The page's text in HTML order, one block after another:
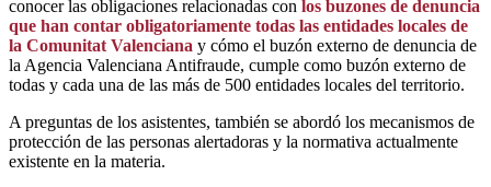
conocer las obligaciones relacionadas con los buzones de denuncia
que han contar obligatoriamente todas las entidades locales de
la Comunitat Valenciana y cómo el buzón externo de denuncia de
la Agencia Valenciana Antifraude, cumple como buzón externo de
todas y cada una de las más de 500 entidades locales del territorio.
A preguntas de los asistentes, también se abordó los mecanismos de
protección de las personas alertadoras y la normativa actualmente
existente en la materia.